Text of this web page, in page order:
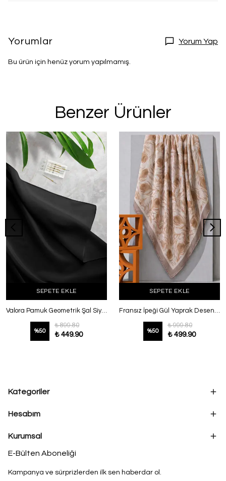
Yorumlar Yorum Yap
Bu ürün için henüz yorum yapılmamış.
Benzer Ürünler
SEPETE EKLE
Valora Pamuk Geometrik Şal Siyah
%50
₺ 899.80
₺ 449.90
SEPETE EKLE
Fransız İpeği Gül Yaprak Desenli Şal Vizon
%50
₺ 999.80
₺ 499.90
Kategoriler
Hesabım
Kurumsal
E-Bülten Aboneliği
Kampanya ve sürprizlerden ilk sen haberdar ol.